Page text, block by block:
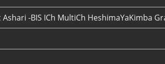
Ashari -BIS ICh MultiCh HeshimaYaKimba